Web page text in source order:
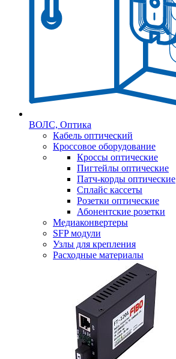
ВОЛС, Оптика
Кабель оптический
Кроссовое оборудование
Кроссы оптические
Пигтейлы оптические
Патч-корды оптические
Сплайс кассеты
Розетки оптические
Абонентские розетки
Медиаконвертеры
SFP модули
Узлы для крепления
Расходные материалы